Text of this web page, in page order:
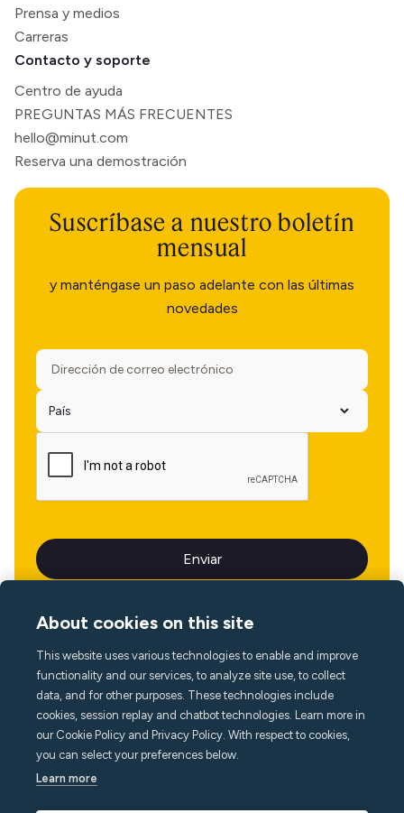
Prensa y medios
Carreras
Contacto y soporte
Centro de ayuda
PREGUNTAS MÁS FRECUENTES
hello@minut.com
Reserva una demostración
Suscríbase a nuestro boletín
mensual
y manténgase un paso adelante con las últimas
novedades
Idioma
About cookies on this site
This website uses various technologies to enable and improve
functionality and our services, to analyze site use, to collect
data, and for other purposes. These technologies include
cookies, session replay and chatbot technologies. Learn more in
our Cookie Policy and Privacy Policy. With respect to cookies,
you can select your preferences below.
Learn more